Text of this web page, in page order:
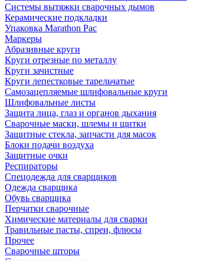
Системы вытяжки сварочных дымов
Керамические подкладки
Упаковка Marathon Pac
Маркеры
Абразивные круги
Круги отрезные по металлу
Круги зачистные
Круги лепестковые тарельчатые
Самозацепляемые шлифовальные круги
Шлифовальные листы
Защита лица, глаз и органов дыхания
Сварочные маски, шлемы и щитки
Защитные стекла, запчасти для масок
Блоки подачи воздуха
Защитные очки
Респираторы
Спецодежда для сварщиков
Одежда сварщика
Обувь сварщика
Перчатки сварочные
Химические материалы для сварки
Травильные пасты, спреи, флюсы
Прочее
Сварочные шторы